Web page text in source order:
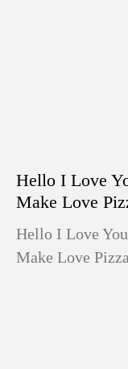
Hello I Love
Make Love
Hello I Love
Make Love Pizza